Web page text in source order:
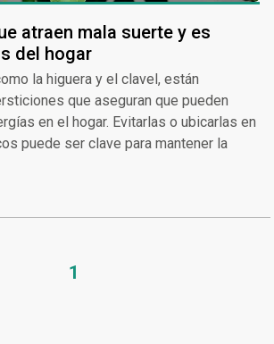
atraen mala suerte y es
del hogar
la higuera y el clavel, están
que aseguran que pueden
en el hogar. Evitarlas o ubicarlas en
puede ser clave para mantener la
1